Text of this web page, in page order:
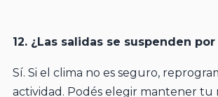
12. ¿Las salidas se suspenden
Sí. Si el clima no es seguro,
actividad. Podés elegir mantener tu